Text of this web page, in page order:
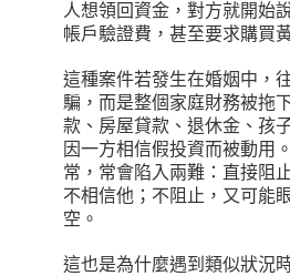
人想領回資金，對方就開始
帳戶驗證費，甚至要求購買
這種案件若發生在婚姻中，
騙，而是整個家庭財務被拖
款、房屋貸款、退休金、孩
因一方相信假投資而被動用
常，常會陷入兩難：直接阻
不相信他；不阻止，又可能
空。
這也是為什麼遇到類似狀況